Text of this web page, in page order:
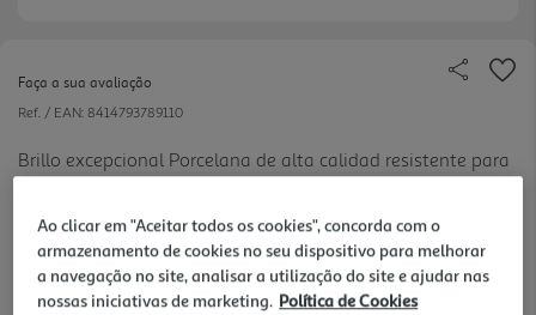
Faça a sua avaliação
Ref. / EAN: 8414793789110
Brillo excepcional Porcelana de alta calidad resistente para
9.99 €/un
Ao clicar em "Aceitar todos os cookies", concorda com o
armazenamento de cookies no seu dispositivo para melhorar
a navegação no site, analisar a utilização do site e ajudar nas
nossas iniciativas de marketing. Política de Cookies